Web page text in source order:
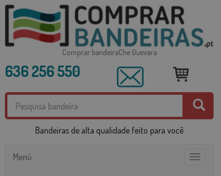
Comprar bandeiraChe Guevara
636 256 550
Bandeiras de alta qualidade feito para você
Toggle
Menú